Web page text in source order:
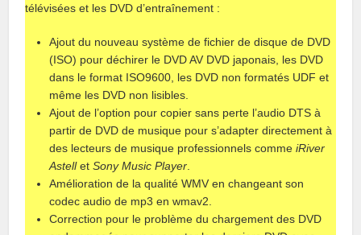
télévisées et les DVD d’entraînement :
Ajout du nouveau système de fichier de disque de DVD
(ISO) pour déchirer le DVD AV DVD japonais, les DVD
dans le format ISO9600, les DVD non formatés UDF et
même les DVD non lisibles.
Ajout de l’option pour copier sans perte l’audio DTS à
partir de DVD de musique pour s’adapter directement à
des lecteurs de musique professionnels commeiRiver
AstelletSony Music Player
Amélioration de la qualité WMV en changeant son
codec audio de mp3 en wmav2.
Correction pour le problème du chargement des DVD